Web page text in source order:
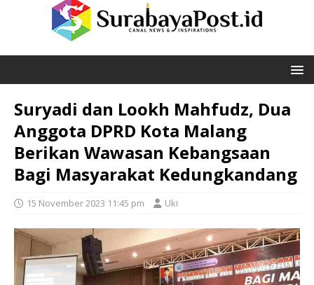
Suryadi dan Lookh Mahfudz, Dua
Anggota DPRD Kota Malang
Berikan Wawasan Kebangsaan
Bagi Masyarakat Kedungkandang
15 November 2023 11:45 pm Uki